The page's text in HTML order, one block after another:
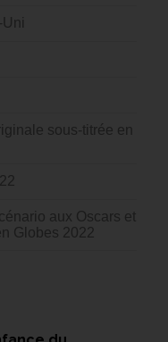
sous-titrée en
aux Oscars et
Globes 2022